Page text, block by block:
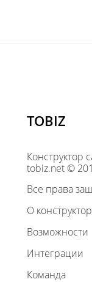
TOBIZ
Конструктор
tobiz.net ©
Все права
О
Возможности
Интеграции
Команда